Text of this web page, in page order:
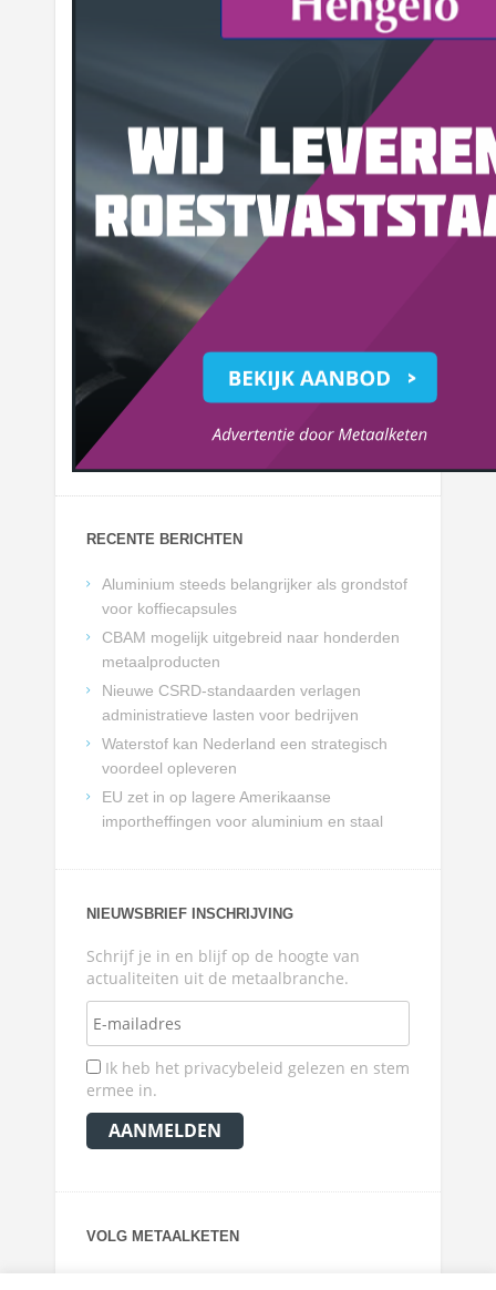
RECENTE BERICHTEN
Aluminium steeds belangrijker als grondstof
voor koffiecapsules
CBAM mogelijk uitgebreid naar honderden
metaalproducten
Nieuwe CSRD-standaarden verlagen
administratieve lasten voor bedrijven
Waterstof kan Nederland een strategisch
voordeel opleveren
EU zet in op lagere Amerikaanse
importheffingen voor aluminium en staal
NIEUWSBRIEF INSCHRIJVING
Schrijf je in en blijf op de hoogte van
actualiteiten uit de metaalbranche.
Ik heb het privacybeleid gelezen en stem
ermee in.
VOLG METAALKETEN